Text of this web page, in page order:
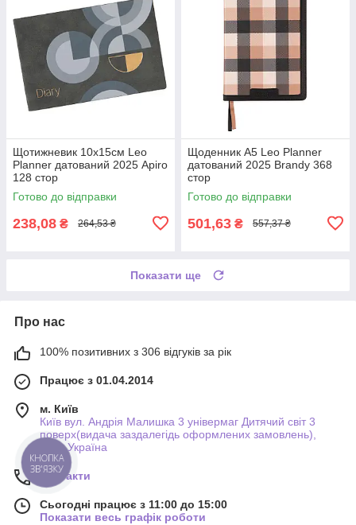
Щотижневик 10х15см Leo
Planner датований 2025 Apiro
128 стор
Готово до відправки
238,08 ₴ 264,53 ₴
Щоденник А5 Leo Planner
датований 2025 Brandy 368
стор
Готово до відправки
501,63 ₴ 557,37 ₴
Показати ще
Про нас
100% позитивних з 306 відгуків за рік
Працює з 01.04.2014
м. Київ
Київ вул. Андрія Малишка 3 універмаг Дитячий світ 3
поверх(видача заздалегідь оформлених замовлень),
Київ, Україна
Контакти
Сьогодні працює з 11:00 до 15:00
Показати весь графік роботи
КНОПКА
ЗВ'ЯЗКУ